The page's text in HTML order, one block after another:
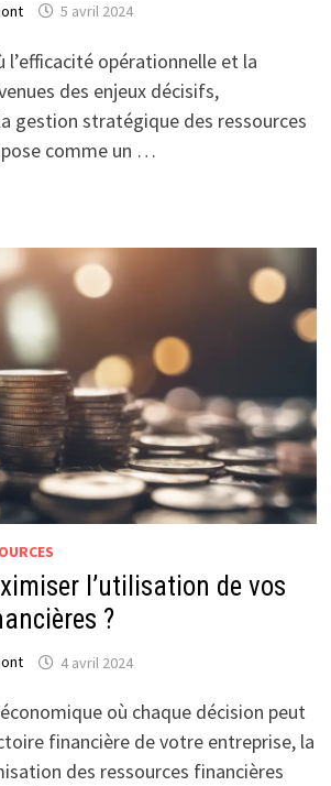
5 avril 2024
l’efficacité opérationnelle et la
des enjeux décisifs,
gestion stratégique des ressources
comme un …
l’utilisation de vos
?
4 avril 2024
où chaque décision peut
financière de votre entreprise, la
des ressources financières